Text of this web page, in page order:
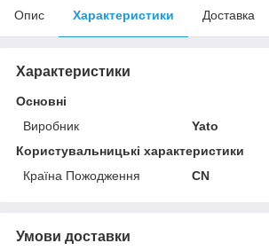
Опис Характеристики Доставка
Характеристики
Основні
Виробник
Yato
Користувальницькі характеристики
Країна Пожодження
CN
Умови доставки